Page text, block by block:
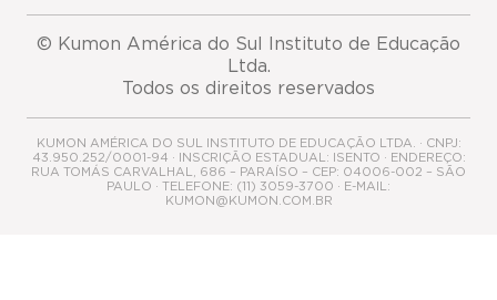
© Kumon América do Sul Instituto de Educação
Ltda.
Todos os direitos reservados
KUMON AMÉRICA DO SUL INSTITUTO DE EDUCAÇÃO LTDA. · CNPJ:
43.950.252/0001-94 · INSCRIÇÃO ESTADUAL: ISENTO · ENDEREÇO:
RUA TOMÁS CARVALHAL, 686 – PARAÍSO – CEP: 04006-002 – SÃO
PAULO · TELEFONE: (11) 3059-3700 · E-MAIL:
KUMON@KUMON.COM.BR